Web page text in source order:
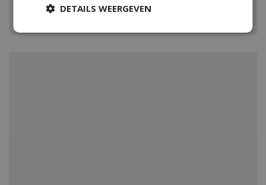
BARBECUES
DETAILS WEERGEVEN